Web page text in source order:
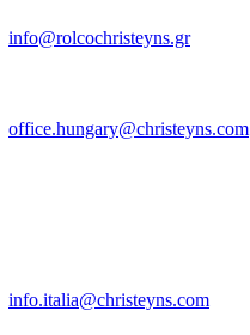
info@rolcochristeyns.gr
office.hungary@christeyns.com
info.italia@christeyns.com